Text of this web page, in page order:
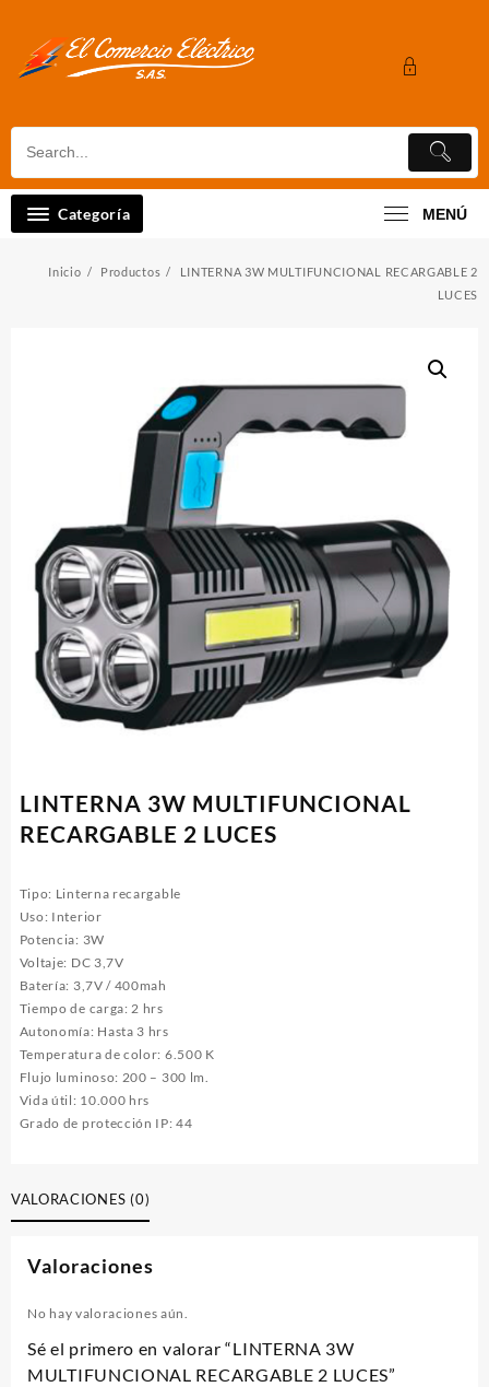
contenido
Categoría MENÚ
Inicio Productos
LINTERNA 3W MULTIFUNCIONAL RECARGABLE 2
LUCES
LINTERNA 3W MULTIFUNCIONAL
RECARGABLE 2 LUCES
Tipo: Linterna recargable
Uso: Interior
Potencia: 3W
Voltaje: DC 3,7V
Batería: 3,7V / 400mah
Tiempo de carga: 2 hrs
Autonomía: Hasta 3 hrs
Temperatura de color: 6.500 K
Flujo luminoso: 200 – 300 lm.
Vida útil: 10.000 hrs
Grado de protección IP: 44
VALORACIONES (0)
Valoraciones
No hay valoraciones aún.
Sé el primero en valorar “LINTERNA 3W
MULTIFUNCIONAL RECARGABLE 2 LUCES”